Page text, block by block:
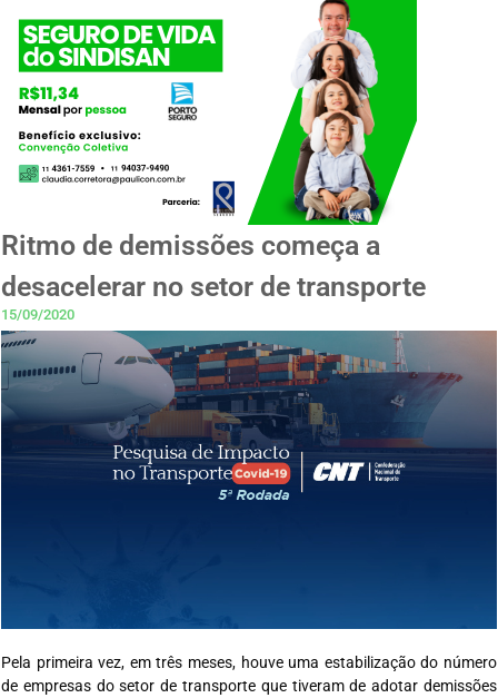
Ritmo de demissões começa a
desacelerar no setor de transporte
15/09/2020
Pela primeira vez, em três meses, houve uma estabilização do número
de empresas do setor de transporte que tiveram de adotar demissões